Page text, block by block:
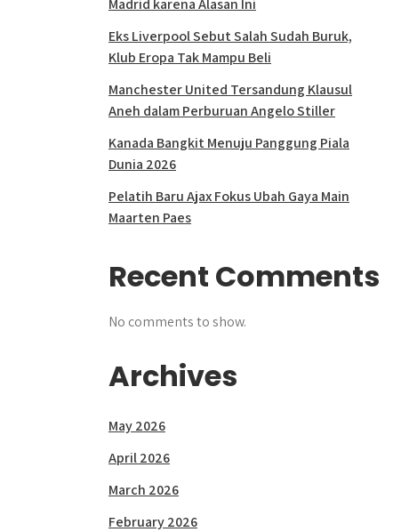
Madrid karena Alasan Ini
Eks Liverpool Sebut Salah Sudah Buruk,
Klub Eropa Tak Mampu Beli
Manchester United Tersandung Klausul
Aneh dalam Perburuan Angelo Stiller
Kanada Bangkit Menuju Panggung Piala
Dunia 2026
Pelatih Baru Ajax Fokus Ubah Gaya Main
Maarten Paes
Recent Comments
No comments to show.
Archives
May 2026
April 2026
March 2026
February 2026